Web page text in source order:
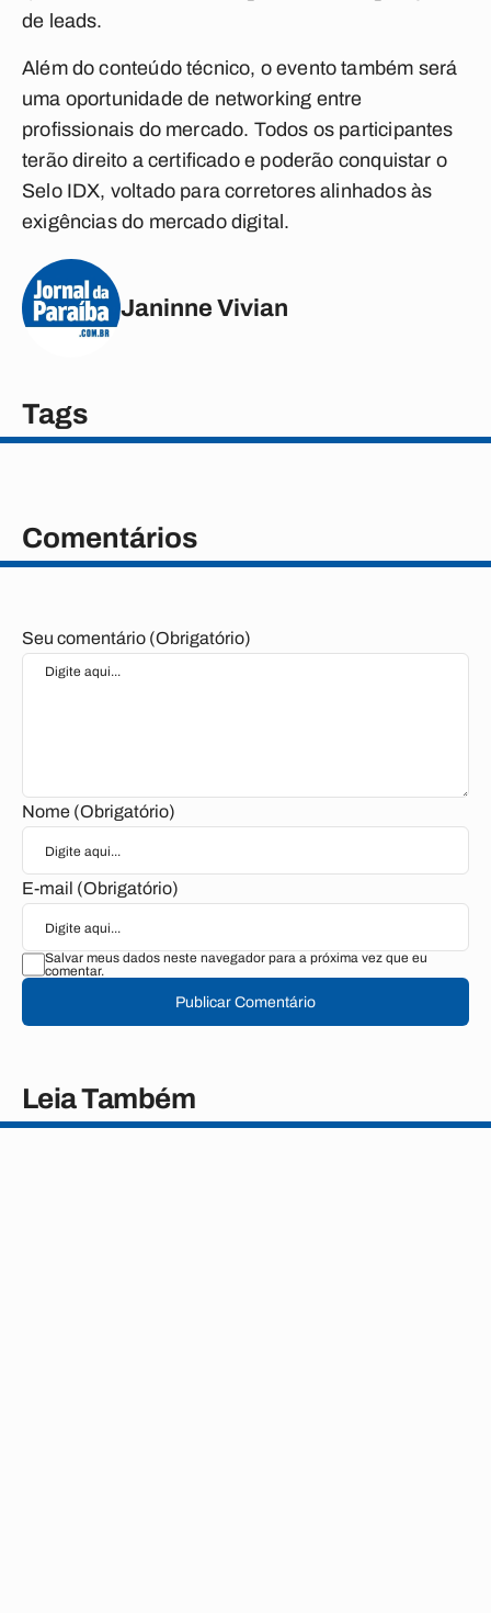
de leads.
Além do conteúdo técnico, o evento também será
uma oportunidade de networking entre
profissionais do mercado. Todos os participantes
terão direito a certificado e poderão conquistar o
Selo IDX, voltado para corretores alinhados às
exigências do mercado digital.
Janinne Vivian
Tags
Comentários
Seu comentário (Obrigatório)
Nome (Obrigatório)
E-mail (Obrigatório)
Salvar meus dados neste navegador para a próxima vez que eu
comentar.
Publicar Comentário
Leia Também